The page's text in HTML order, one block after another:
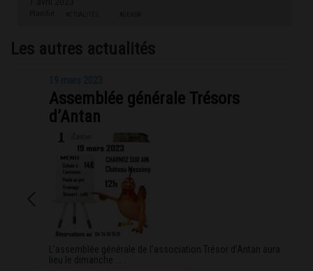
Les autres actualités
Assemblée générale Trésors
d’Antan
L’assemblée générale de l’association Trésor d’Antan aura
lieu le dimanche . . .